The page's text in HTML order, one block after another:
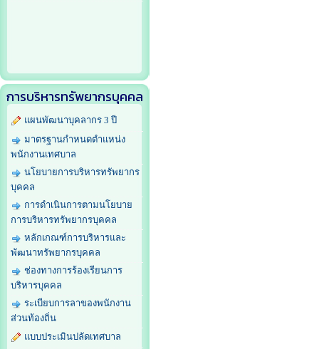
การบริหารทรัพยากรบุคคล
แผนพัฒนาบุคลากร 3 ปี
มาตรฐานกำหนดตำแหน่ง
พนักงานเทศบาล
นโยบายการบริหารทรัพยากร
บุคคล
การดำเนินการตามนโยบาย
การบริหารทรัพยากรบุคคล
หลักเกณฑ์การบริหารและ
พัฒนาทรัพยากรบุคคล
ช่องทางการร้องเรียนการ
บริหารบุคคล
ระเบียบการลาของพนักงาน
ส่วนท้องถิ่น
แบบประเมินปลัดเทศบาล